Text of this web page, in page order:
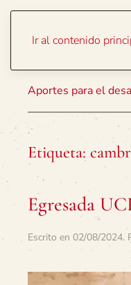
Ir al contenido
Aportes para el
Etiqueta:
Egresada
Escrito en 02/08/2024.